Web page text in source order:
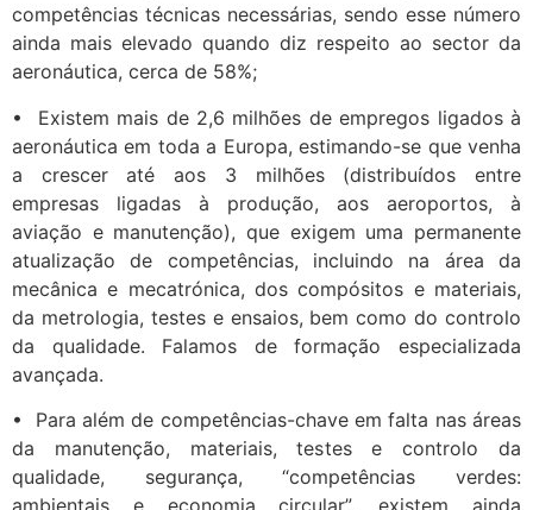
competências técnicas necessárias, sendo esse número
ainda mais elevado quando diz respeito ao sector da
aeronáutica, cerca de 58%;
• Existem mais de 2,6 milhões de empregos ligados à
aeronáutica em toda a Europa, estimando-se que venha
a crescer até aos 3 milhões (distribuídos entre
empresas ligadas à produção, aos aeroportos, à
aviação e manutenção), que exigem uma permanente
atualização de competências, incluindo na área da
mecânica e mecatrónica, dos compósitos e materiais,
da metrologia, testes e ensaios, bem como do controlo
da qualidade. Falamos de formação especializada
avançada.
• Para além de competências-chave em falta nas áreas
da manutenção, materiais, testes e controlo da
qualidade, segurança, “competências verdes: